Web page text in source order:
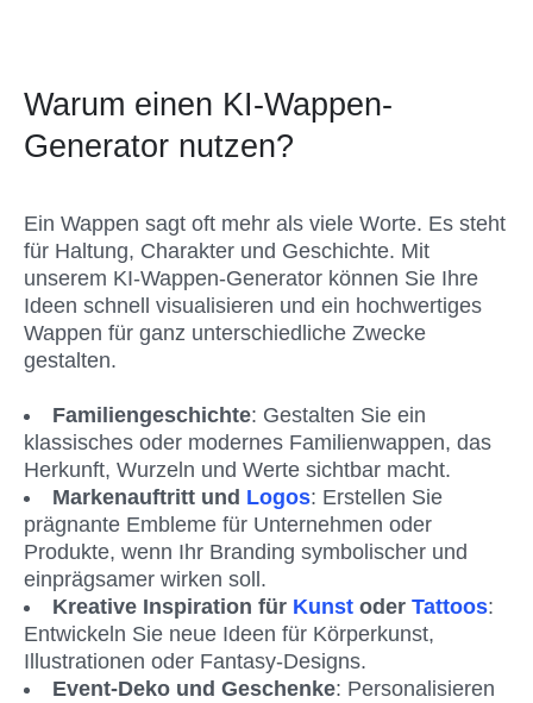
Warum einen KI-Wappen-
Generator nutzen?
Ein Wappen sagt oft mehr als viele Worte. Es steht
für Haltung, Charakter und Geschichte. Mit
unserem KI-Wappen-Generator können Sie Ihre
Ideen schnell visualisieren und ein hochwertiges
Wappen für ganz unterschiedliche Zwecke
gestalten.
Familiengeschichte: Gestalten Sie ein
klassisches oder modernes Familienwappen, das
Herkunft, Wurzeln und Werte sichtbar macht.
Markenauftritt und Logos: Erstellen Sie
prägnante Embleme für Unternehmen oder
Produkte, wenn Ihr Branding symbolischer und
einprägsamer wirken soll.
Kreative Inspiration für Kunst oder Tattoos:
Entwickeln Sie neue Ideen für Körperkunst,
Illustrationen oder Fantasy-Designs.
Event-Deko und Geschenke: Personalisieren